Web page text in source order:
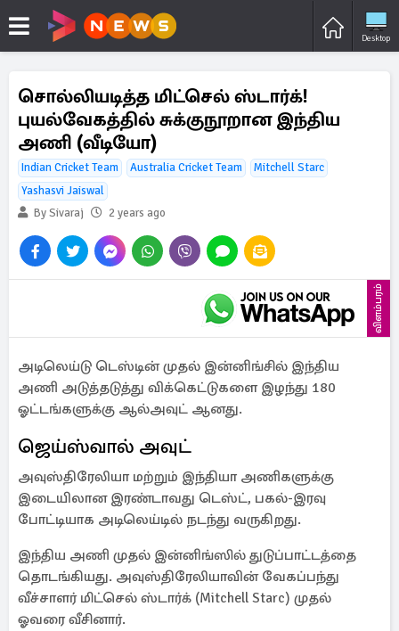
Desktop
சொல்லியடித்த மிட்செல் ஸ்டார்க்!
புயல்வேகத்தில் சுக்குநூறான இந்திய
அணி (வீடியோ)
Indian Cricket Team Australia Cricket Team
Mitchell Starc
Yashasvi Jaiswal
By Sivaraj
2 years ago
விளம்பரம்
அடிலெய்டு டெஸ்டின் முதல் இன்னிங்சில் இந்திய
அணி அடுத்தடுத்து விக்கெட்டுகளை இழந்து 180
ஓட்டங்களுக்கு ஆல்அவுட் ஆனது.
ஜெய்ஸ்வால் அவுட்
அவுஸ்திரேலியா மற்றும் இந்தியா அணிகளுக்கு
இடையிலான இரண்டாவது டெஸ்ட், பகல்-இரவு
போட்டியாக அடிலெய்டில் நடந்து வருகிறது.
இந்திய அணி முதல் இன்னிங்ஸில் துடுப்பாட்டத்தை
தொடங்கியது. அவுஸ்திரேலியாவின் வேகப்பந்து
வீச்சாளர் மிட்செல் ஸ்டார்க் (Mitchell Starc) முதல்
ஓவரை வீசினார்.